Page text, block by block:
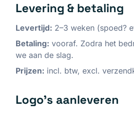
Levering & betaling
Levertijd: 2–3 weken (spoed?
Betaling: vooraf. Zodra het
we aan de slag.
Prijzen: incl. btw, excl.
Logo's aanleveren